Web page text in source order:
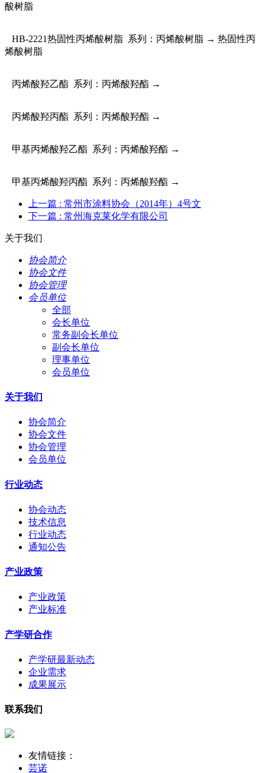
酸树脂
HB-2221热固性丙烯酸树脂 系列：丙烯酸树脂 → 热固性丙
烯酸树脂
丙烯酸羟乙酯 系列：丙烯酸羟酯 →
丙烯酸羟丙酯 系列：丙烯酸羟酯 →
甲基丙烯酸羟乙酯 系列：丙烯酸羟酯 →
甲基丙烯酸羟丙酯 系列：丙烯酸羟酯 →
上一篇 : 常州市涂料协会（2014年）4号文
下一篇 : 常州海克莱化学有限公司
关于我们
协会简介
协会文件
协会管理
会员单位
全部
会长单位
常务副会长单位
副会长单位
理事单位
会员单位
关于我们
协会简介
协会文件
协会管理
会员单位
行业动态
协会动态
技术信息
行业动态
通知公告
产业政策
产业政策
产业标准
产学研合作
产学研最新动态
企业需求
成果展示
联系我们
友情链接：
芸诺